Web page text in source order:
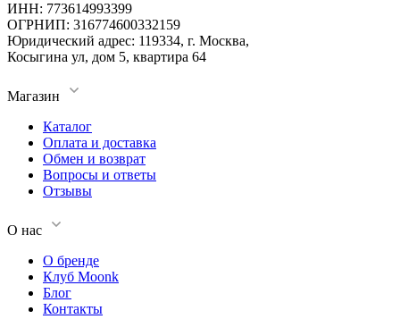
ИНН: 773614993399
ОГРНИП: 316774600332159
Юридический адрес: 119334, г. Москва,
Косыгина ул, дом 5, квартира 64
Магазин
Каталог
Оплата и доставка
Обмен и возврат
Вопросы и ответы
Отзывы
О нас
О бренде
Клуб Moonk
Блог
Контакты